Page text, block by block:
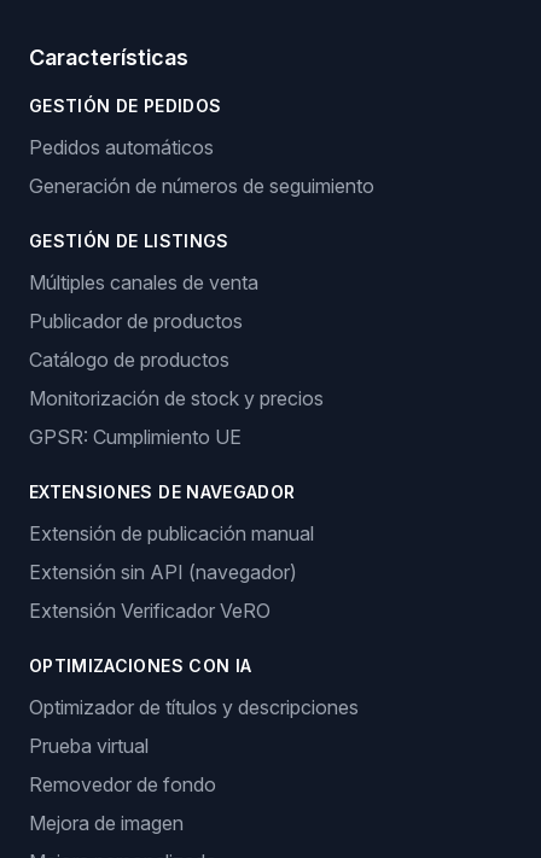
Características
GESTIÓN DE PEDIDOS
Pedidos automáticos
Generación de números de seguimiento
GESTIÓN DE LISTINGS
Múltiples canales de venta
Publicador de productos
Catálogo de productos
Monitorización de stock y precios
GPSR: Cumplimiento UE
EXTENSIONES DE NAVEGADOR
Extensión de publicación manual
Extensión sin API (navegador)
Extensión Verificador VeRO
OPTIMIZACIONES CON IA
Optimizador de títulos y descripciones
Prueba virtual
Removedor de fondo
Mejora de imagen